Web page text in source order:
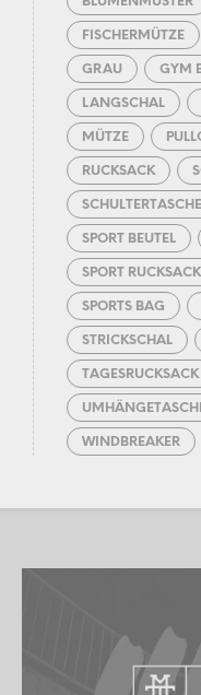
FISCHERMÜTZE
GRAU GYM
LANGSCHAL
MÜTZE
RUCKSACK
SCHULTERTASCHE
SPORT BEUTEL
SPORT RUCKSACK
SPORTS BAG
STRICKSCHAL
TAGESRUCKSACK
WINDBREAKER